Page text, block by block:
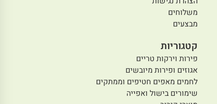
משלוחים
מבצעים
קטגוריות
פירות וירקות טריים
אגוזים ופירות מיובשים
לחמים מאפים חטיפים וממתקים
שימורים בישול ואפייה